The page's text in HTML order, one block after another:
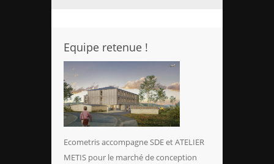
Equipe retenue !
Ecometris accompagne SDE et ATELIER
METIS pour le marché de conception